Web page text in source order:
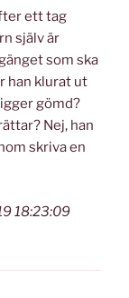
ett tag
själv är
som ska
han klurat ut
gömd?
Nej, han
skriva en
18:23:09